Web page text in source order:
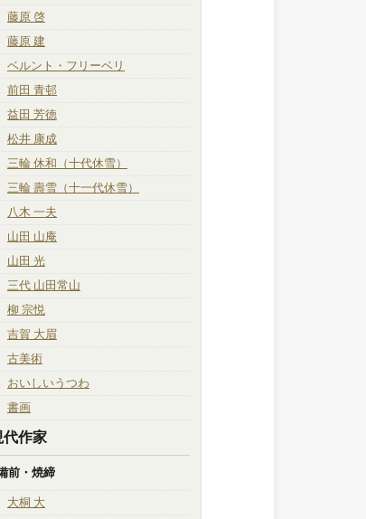
藤原 啓
藤原 建
ベルント・フリーベリ
前田 青邨
益田 芳徳
松井 康成
三輪 休和（十代休雪）
三輪 壽雪（十一代休雪）
八木 一夫
山田 山庵
山田 光
三代 山田常山
柳 宗悦
吉賀 大眉
古美術
おいしいうつわ
書画
代作家
前・焼締
大桐 大